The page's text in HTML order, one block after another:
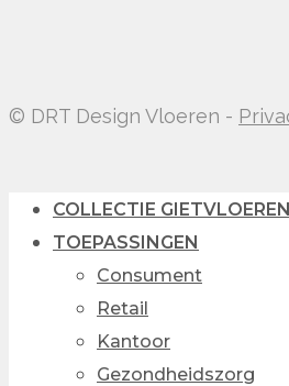
© DRT Design Vloeren -
COLLECTIE GIETVLOEREN
TOEPASSINGEN
Consument
Retail
Kantoor
Gezondheidszorg